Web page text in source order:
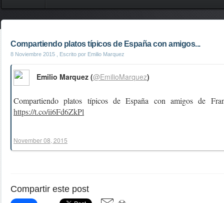
Compartiendo platos típicos de España con amigos...
8 Noviembre 2015 , Escrito por Emilio Marquez
Compartiendo platos típicos de España con amigos de
https://t.co/ii6Fd6ZkPl
Emilio Marquez (@EmilioMarquez)
November 08, 2015
Compartir este post